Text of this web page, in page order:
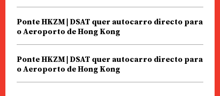
Ponte HKZM | DSAT quer autocarro directo para
o Aeroporto de Hong Kong
Ponte HKZM | DSAT quer autocarro directo para
o Aeroporto de Hong Kong